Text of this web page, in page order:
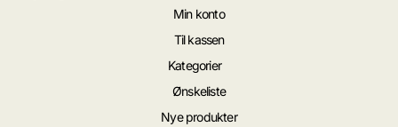
Min konto
Til kassen
Kategorier
Ønskeliste
Nye produkter